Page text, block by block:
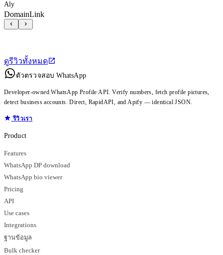
Aly
DomainLink
ดูรีวิวทั้งหมด
ตัวตรวจสอบ WhatsApp
Developer-owned WhatsApp Profile API. Verify numbers, fetch profile pictures,
detect business accounts. Direct, RapidAPI, and Apify — identical JSON.
รีวิวเรา
Product
Features
WhatsApp DP download
WhatsApp bio viewer
Pricing
API
Use cases
Integrations
ฐานข้อมูล
Bulk checker